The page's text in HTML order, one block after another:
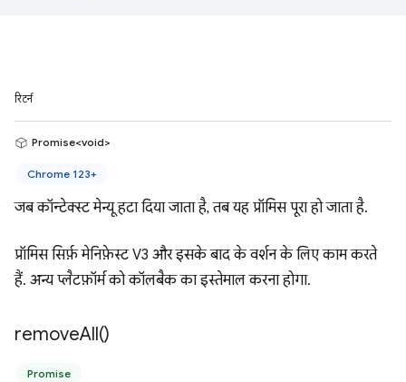
रिटर्न
Promise<void>
Chrome 123+
जब कॉन्टेक्स्ट मेन्यू हटा दिया जाता है, तब यह प्रॉमिस पूरा हो जाता है.
प्रॉमिस सिर्फ़ मेनिफ़ेस्ट V3 और इसके बाद के वर्शन के लिए काम करते
हैं. अन्य प्लैटफ़ॉर्म को कॉलबैक का इस्तेमाल करना होगा.
removeAll()
Promise